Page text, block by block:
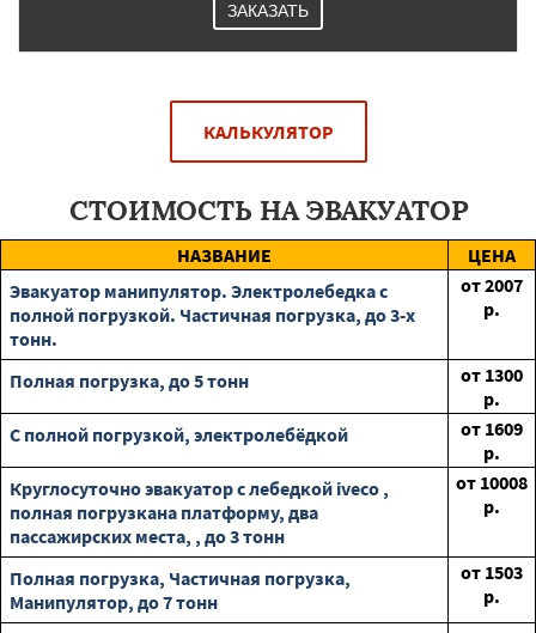
ЗАКАЗАТЬ
КАЛЬКУЛЯТОР
СТОИМОСТЬ НА ЭВАКУАТОР
НАЗВАНИЕ
ЦЕНА
Эвакуатор манипулятор. Электролебедка с
полной погрузкой. Частичная погрузка, до 3-х
тонн.
от2007
р.
Полная погрузка, до 5 тонн от 1300
р.
С полной погрузкой, электролебёдкой
от 1609
р.
Круглосуточно эвакуатор с лебедкой iveco ,
полная погрузкана платформу, два
пассажирских места, , до 3 тонн
от 10008
р.
Полная погрузка, Частичная погрузка,
Манипулятор, до 7 тонн
от 1503
р.